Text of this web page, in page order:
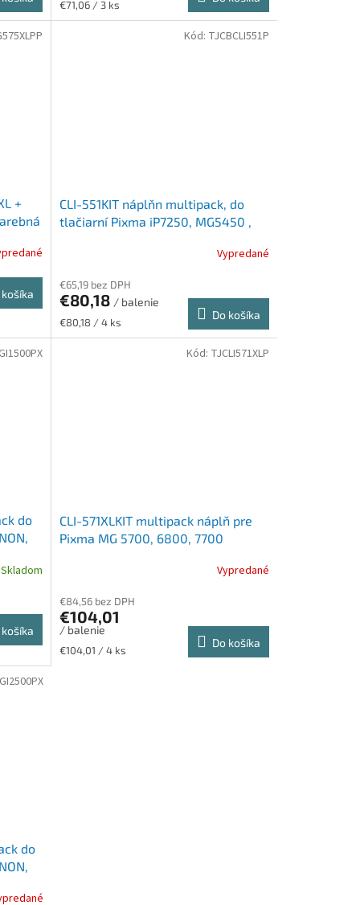
Jednotková
cena:
€71,06 / 3 ks
+
košíka
CLI-551KIT náplňn multipack, do
tlačiarní Pixma iP7250, MG5450 ,
Vypredané
€65,19 bez DPH
€80,18 / balenie
Jednotková
cena:
€80,18 / 4 ks
Do košíka
Kód: TJCBCLI551P
do
Skladom
košíka
CLI-571XLKIT multipack náplň pre
Pixma MG 5700, 6800, 7700
Vypredané
€84,56 bez DPH
€104,01
/ balenie
Jednotková
€104,01 / 4 ks
Do košíka
Kód: TJCLI571XLP
do